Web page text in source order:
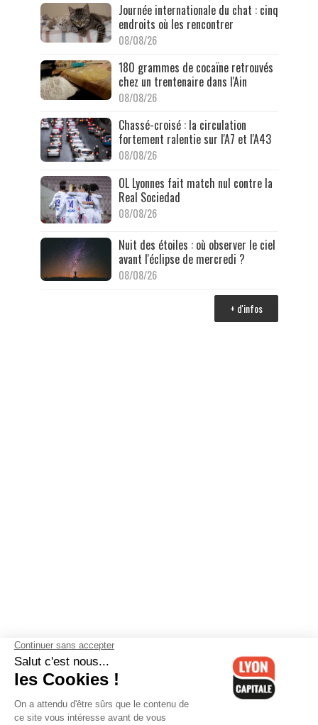
Journée internationale du chat : cinq
endroits où les rencontrer
08/08/26
180 grammes de cocaïne retrouvés
chez un trentenaire dans l'Ain
08/08/26
Chassé-croisé : la circulation
fortement ralentie sur l'A7 et l'A43
08/08/26
OL Lyonnes fait match nul contre la
Real Sociedad
08/08/26
Nuit des étoiles : où observer le ciel
avant l'éclipse de mercredi ?
08/08/26
+ d'infos